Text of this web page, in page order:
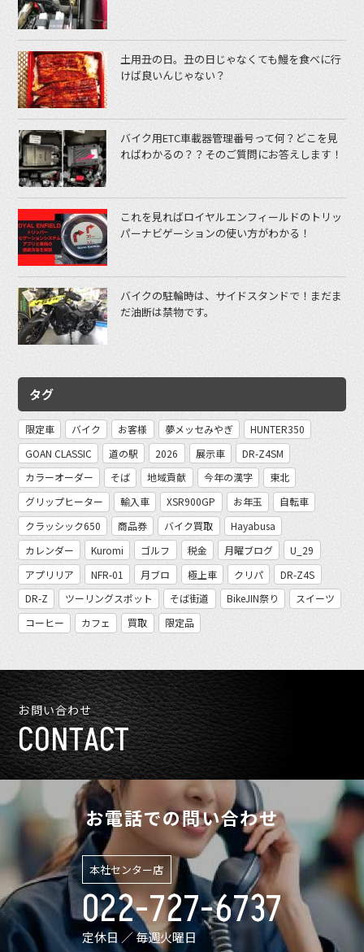
土用丑の日。丑の日じゃなくても鰻を食べに行
けば良いんじゃない？
バイク用ETC車載器管理番号って何？どこを見
ればわかるの？？そのご質問にお答えします！
これを見ればロイヤルエンフィールドのトリッ
パーナビゲーションの使い方がわかる！
バイクの駐輪時は、サイドスタンドで！まだま
だ油断は禁物です。
タグ
限定車 バイク お客様 夢メッセみやぎ
HUNTER350
GOAN CLASSIC
道の駅 2026 展示車
DR-Z4SM
カラーオーダー
そば 地域貢献 今年の漢字
東北
グリップヒーター
輸入車 XSR900GP お年玉
自転車
クラッシック650
商品券 バイク買取
Hayabusa
カレンダー
Kuromi ゴルフ 税金 月曜ブログ
U_29
アプリリア
NFR-01 月ブロ 極上車 クリパ
DR-Z4S
DR-Z
ツーリングスポット そば街道 BikeJIN祭り
スイーツ
コーヒー
カフェ 買取 限定品
お問い合わせ
CONTACT
お電話での問い合わせ
本社センター店
022-727-6737
定休日 ／ 毎週火曜日